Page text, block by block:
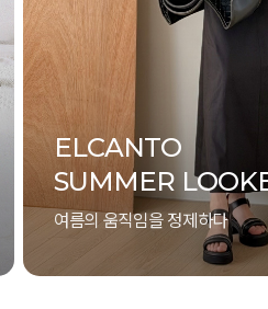
ELCANTO
SUMMER
여름의 움직임을 정제하다